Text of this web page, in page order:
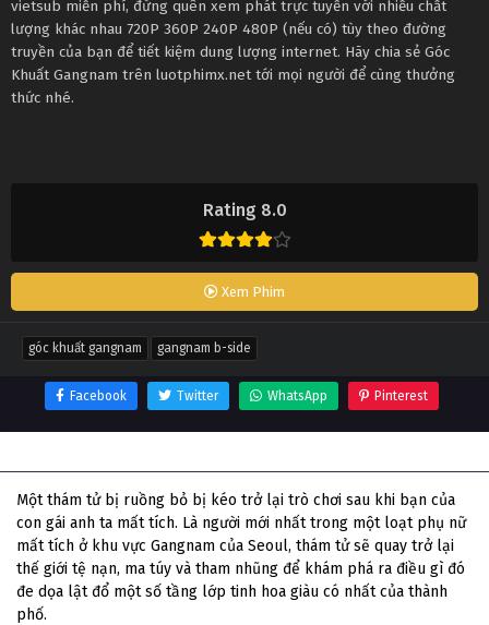
Rating 8.0
Xem Phim
vietsub miễn phí, đừng quên xem phát trực tuyến với nhiều chất
lượng khác nhau 720P 360P 240P 480P (nếu có) tùy theo đường
truyền của bạn để tiết kiệm dung lượng internet. Hãy chia sẻ Góc
Khuất Gangnam trên luotphimx.net tới mọi người để cùng thưởng
thức nhé.
góc khuất gangnam gangnam b-side
Facebook Twitter WhatsApp Pinterest
Một thám tử bị ruồng bỏ bị kéo trở lại trò chơi sau khi bạn của
con gái anh ta mất tích. Là người mới nhất trong một loạt phụ nữ
mất tích ở khu vực Gangnam của Seoul, thám tử sẽ quay trở lại
thế giới tệ nạn, ma túy và tham nhũng để khám phá ra điều gì đó
đe dọa lật đổ một số tầng lớp tinh hoa giàu có nhất của thành
phố.